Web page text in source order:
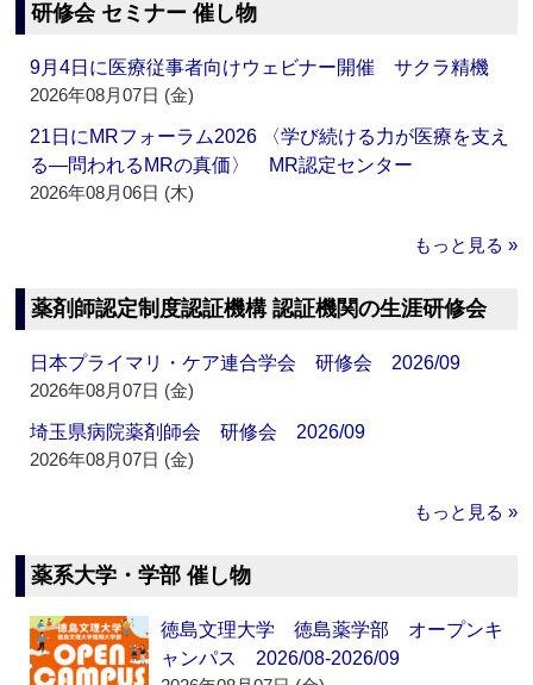
研修会 セミナー 催し物
9月4日に医療従事者向けウェビナー開催 サクラ精機
2026年08月07日 (金)
21日にMRフォーラム2026 〈学び続ける力が医療を支え
る―問われるMRの真価〉 MR認定センター
2026年08月06日 (木)
もっと見る »
薬剤師認定制度認証機構 認証機関の生涯研修会
日本プライマリ・ケア連合学会 研修会 2026/09
2026年08月07日 (金)
埼玉県病院薬剤師会 研修会 2026/09
2026年08月07日 (金)
もっと見る »
薬系大学・学部 催し物
徳島文理大学 徳島薬学部 オープンキ
ャンパス 2026/08-2026/09